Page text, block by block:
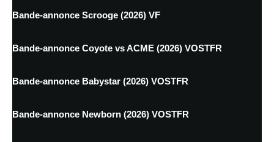
Bande-annonce Scrooge (2026) VF
Bande-annonce Coyote vs ACME (2026) VOSTFR
Bande-annonce Babystar (2026) VOSTFR
Bande-annonce Newborn (2026) VOSTFR